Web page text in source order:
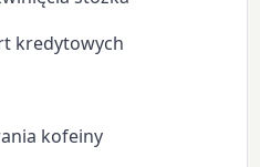
kredytowych
kofeiny